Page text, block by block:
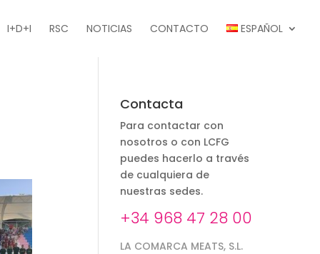
I+D+I RSC NOTICIAS CONTACTO ESPAÑOL
Contacta
Para contactar con
nosotros o con LCFG
puedes hacerlo a través
de cualquiera de
nuestras sedes.
+34 968 47 28 00
LA COMARCA MEATS, S.L.